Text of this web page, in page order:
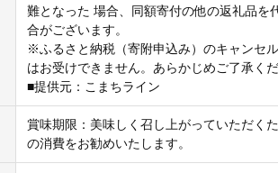
難となった 場合、同額寄付の他の返礼品を
合がございます。
※ふるさと納税（寄附申込み）のキャンセ
はお受けできません。あらかじめご了承くだ
■提供元：こまちライン
賞味期限：美味しく召し上がっていただく
の消費をお勧めいたします。